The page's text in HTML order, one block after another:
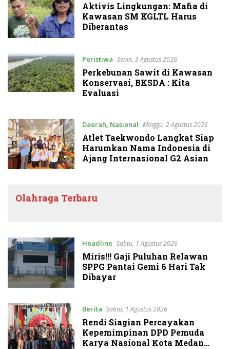
Aktivis Lingkungan: Mafia di
Kawasan SM KGLTL Harus
Diberantas
Peristiwa Senin, 3 Agustus 2026
Perkebunan Sawit di Kawasan
Konservasi, BKSDA : Kita
Evaluasi
Daerah Nasional Minggu, 2 Agustus 2026
Atlet Taekwondo Langkat Siap
Harumkan Nama Indonesia di
Ajang Internasional G2 Asian
Olahraga Terbaru
Headline Sabtu, 1 Agustus 2026
Miris!!! Gaji Puluhan Relawan
SPPG Pantai Gemi 6 Hari Tak
Dibayar
Berita Sabtu, 1 Agustus 2026
Rendi Siagian Percayakan
Kepemimpinan DPD Pemuda
Karya Nasional Kota Medan